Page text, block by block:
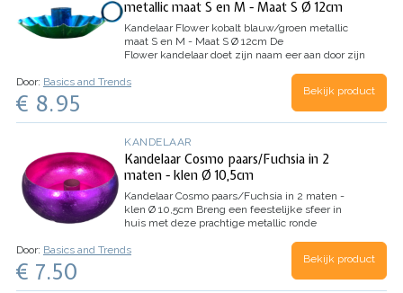
metallic maat S en M - Maat S Ø 12cm
Kandelaar Flower kobalt blauw/groen metallic
maat S en M - Maat S Ø 12cm De
Flower kandelaar doet zijn naam eer aan door zijn
te zien ! Zet er een aantal kandelaartjes in
verschillende kleuren bij elkaar en het lijkt…
Door: Basics and Trends
€ 8.95 Bekijk product
KANDELAAR
Kandelaar Cosmo paars/Fuchsia in 2
maten - klen Ø 10,5cm
Kandelaar Cosmo paars/Fuchsia in 2 maten -
klen Ø 10,5cm Breng een feestelijke sfeer in
huis met deze prachtige metallic ronde
maar het heeft een houdertje voor een kaars in
Door: Basics and Trends
€ 7.50 Bekijk product